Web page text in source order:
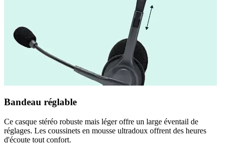
Bandeau réglable
Ce casque stéréo robuste mais léger offre un large éventail de
réglages. Les coussinets en mousse ultradoux offrent des heures
d'écoute tout confort.